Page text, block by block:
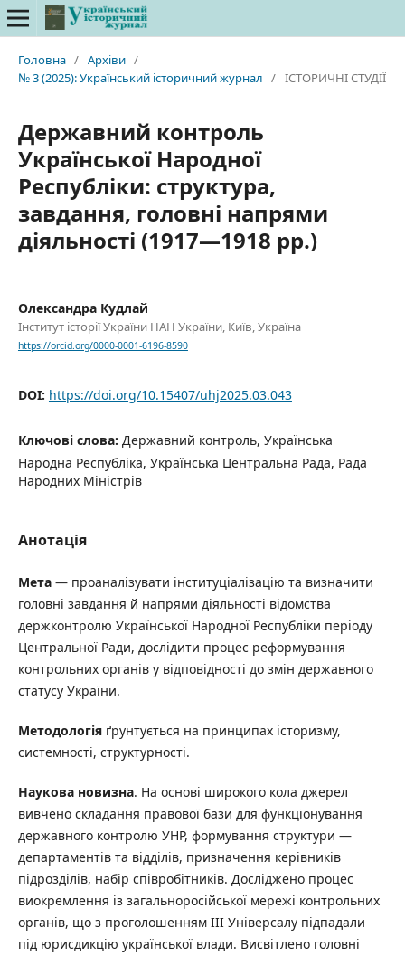
Головна / Архіви /
№ 3 (2025): Український історичний журнал / ІСТОРИЧНІ СТУДІЇ
Державний контроль
Української Народної
Республіки: структура,
завдання, головні напрями
діяльності (1917—1918 рр.)
Олександра Кудлай
Інститут історії України НАН України, Київ, Україна
https://orcid.org/0000-0001-6196-8590
DOI: https://doi.org/10.15407/uhj2025.03.043
Ключові слова: Державний контроль, Українська
Народна Республіка, Українська Центральна Рада, Рада
Народних Міністрів
Анотація
Мета— проаналізувати інституціалізацію та визначити
головні завдання й напрями діяльності відомства
держконтролю Української Народної Республіки періоду
Центральної Ради, дослідити процес реформування
контрольних органів у відповідності до змін державного
статусу України.
Методологіяґрунтується на принципах історизму,
системності, структурності.
Наукова новизна. На основі широкого кола джерел
вивчено складання правової бази для функціонування
державного контролю УНР, формування структури —
департаментів та відділів, призначення керівників
підрозділів, набір співробітників. Досліджено процес
виокремлення із загальноросійської мережі контрольних
органів, що з проголошенням ІІІ Універсалу підпадали
під юрисдикцію української влади. Висвітлено головні